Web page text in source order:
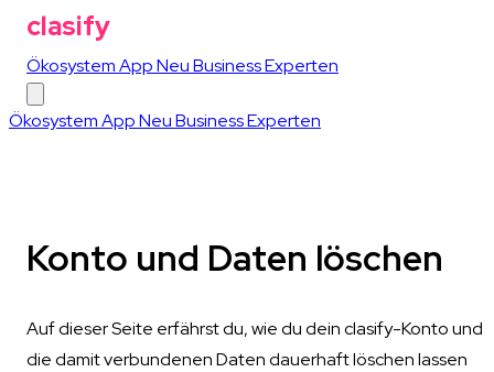
clasify
ÖkosystemAppNeuBusinessExperten
ÖkosystemAppNeuBusinessExperten
Konto und Daten löschen
Auf dieser Seite erfährst du, wie du dein clasify-Konto und
die damit verbundenen Daten dauerhaft löschen lassen